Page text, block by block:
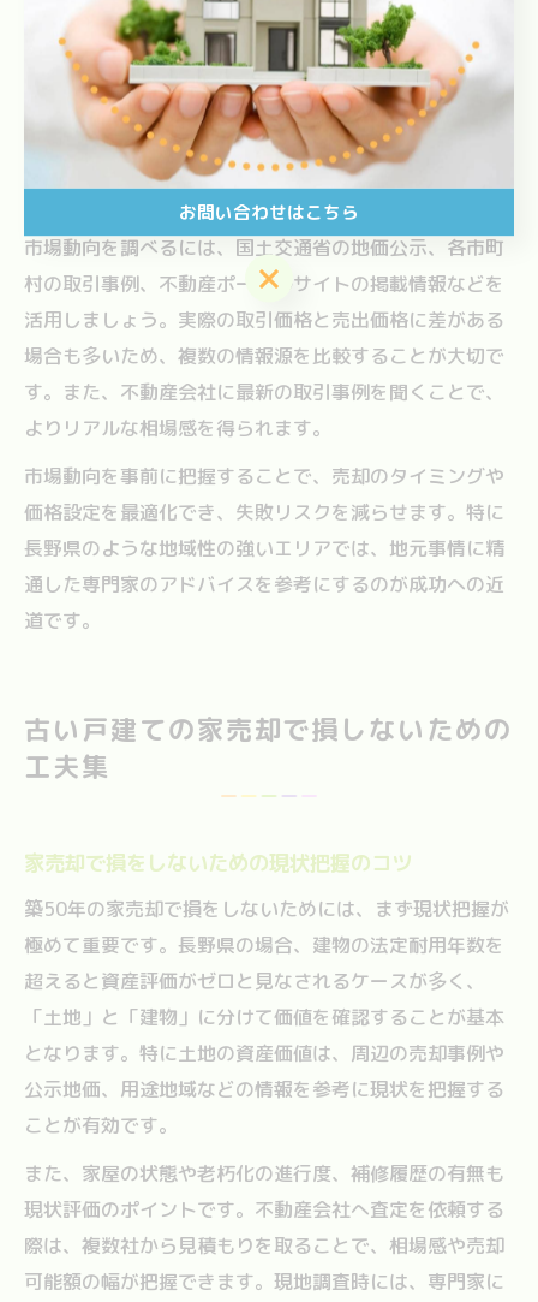
家売却を成功させるためには、最新の市場動向を把握し
ておくことが重要です。長野県内でも市町村ごとに不動
産需要や価格動向が異なり、特に築古物件の売買は時期
によって取引件数が大きく変動します。最近では移住ニ
ーズやテレワーク需要の高まりもあり、郊外エリアの取
引が活発化しています。
市場動向を調べるには、国土交通省の地価公示、各市町
村の取引事例、不動産ポータルサイトの掲載情報などを
活用しましょう。実際の取引価格と売出価格に差がある
場合も多いため、複数の情報源を比較することが大切で
す。また、不動産会社に最新の取引事例を聞くことで、
よりリアルな相場感を得られます。
市場動向を事前に把握することで、売却のタイミングや
価格設定を最適化でき、失敗リスクを減らせます。特に
長野県のような地域性の強いエリアでは、地元事情に精
通した専門家のアドバイスを参考にするのが成功への近
道です。
古い戸建ての家売却で損しないための
工夫集
家売却で損をしないための現状把握のコツ
築50年の家売却で損をしないためには、まず現状把握が
極めて重要です。長野県の場合、建物の法定耐用年数を
超えると資産評価がゼロと見なされるケースが多く、
「土地」と「建物」に分けて価値を確認することが基本
となります。特に土地の資産価値は、周辺の売却事例や
公示地価、用途地域などの情報を参考に現状を把握する
ことが有効です。
また、家屋の状態や老朽化の進行度、補修履歴の有無も
現状評価のポイントです。不動産会社へ査定を依頼する
際は、複数社から見積もりを取ることで、相場感や売却
可能額の幅が把握できます。現地調査時には、専門家に
お問い合わせはこちら
お問い合わせはこちら